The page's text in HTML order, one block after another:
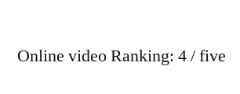
Online video Ranking: 4 / five